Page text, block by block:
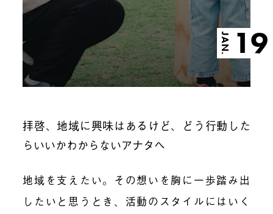
JAN. 19
拝啓、地域に興味はあるけど、どう行動した
らいいかわからないアナタへ
地域を支えたい。その想いを胸に一歩踏み出
したいと思うとき、活動のスタイルにはいく